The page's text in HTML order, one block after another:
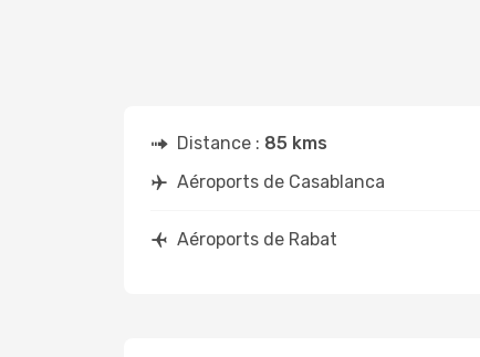
Distance : 85 kms
Aéroports de Casablanca
Aéroports de Rabat